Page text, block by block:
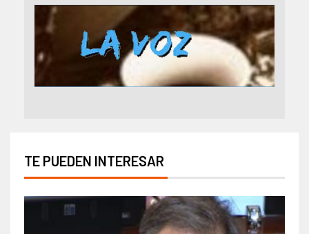
TE PUEDEN INTERESAR